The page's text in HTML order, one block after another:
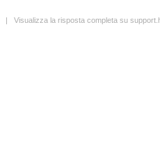
| Visualizza la risposta completa su